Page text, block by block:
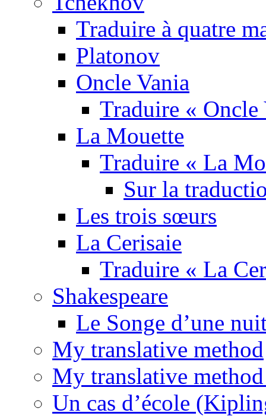
Traduire à quatre
Platonov
Oncle Vania
Traduire « Oncle
La Mouette
Traduire « La
Sur la
Les trois sœurs
La Cerisaie
Traduire « La
Shakespeare
Le Songe d’une
My translative method
My translative
Un cas d’école